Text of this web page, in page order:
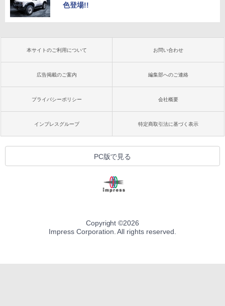
色登場!!
本サイトのご利用について お問い合わせ
広告掲載のご案内 編集部へのご連絡
プライバシーポリシー 会社概要
インプレスグループ 特定商取引法に基づく表示
PC版で見る
Copyright ©2026
Impress Corporation. All rights reserved.